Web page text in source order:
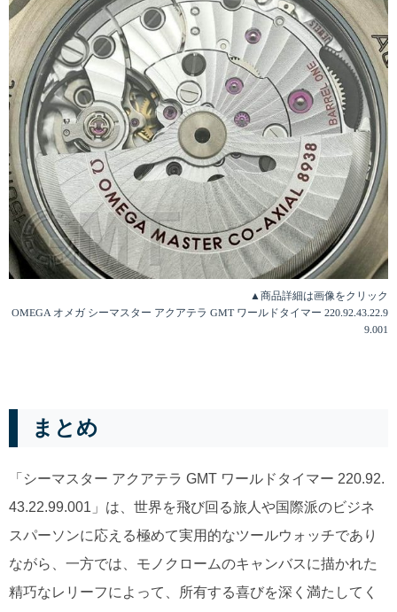
▲商品詳細は画像をクリック
OMEGA オメガ シーマスター アクアテラ GMT ワールドタイマー 220.92.43.22.9
9.001
まとめ
「シーマスター アクアテラ GMT ワールドタイマー 220.92.
43.22.99.001」は、世界を飛び回る旅人や国際派のビジネ
スパーソンに応える極めて実用的なツールウォッチであり
ながら、一方では、モノクロームのキャンバスに描かれた
精巧なレリーフによって、所有する喜びを深く満たしてく